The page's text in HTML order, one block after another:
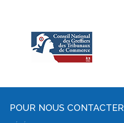
POUR NOUS CONTACTER